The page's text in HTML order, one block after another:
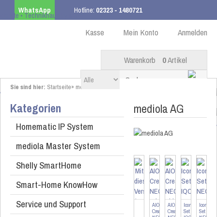
WhatsApp Hotline: 02323 - 1480721
ab 99,00 € innerhalb DE Anmelden
Mein Konto
Kasse
Warenkorb 0Artikel
Sie sind hier: Startseite» mediola AG
Kategorien
Homematic IP System
mediola Master System
Shelly SmartHome
Smart-Home KnowHow
Service und Support
mediola AG
AIO
Creator
AIO
Creator
Icon
Set
Icon
Set